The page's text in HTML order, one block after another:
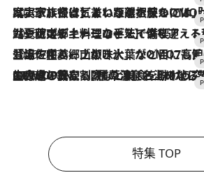
2026.7.31
【ホテル帰省】という選択肢をOMOが提案。家族とほどよい距離を保つには「昼は実家、夜は気兼ねなくホテルで！」
2026.7.24
【夏限定ディナーコース】旬を迎える稚鮎や花ズッキーニなどをイタリア・トスカーナの郷土料理の手法で満喫！
2026.7.17
「土佐和ハーブかき氷」がOMO7高知に登場！生姜、山椒、大葉など目にも舌にも涼を呼ぶ郷土の味
2026.7.10
NEW OPEN！【界 草津】名湯の地に誕生。趣の異なる2種の温泉と上州ならではの会席・蕎麦割烹など美食を味わう究極の癒やし旅
特集 TOP